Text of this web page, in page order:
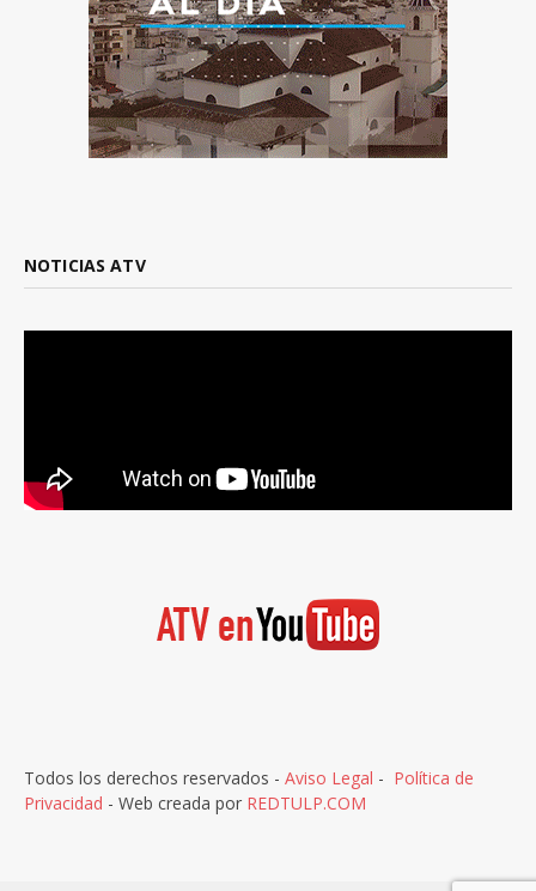
NOTICIAS ATV
Todos los derechos reservados - Aviso Legal - Política de
Privacidad - Web creada por REDTULP.COM